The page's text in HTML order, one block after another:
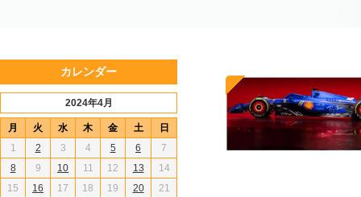
カレンダー
2024年4月
月 火 水 木 金 土 日
1 2 3 4 5 6
7
8
9 10 11 12 13
14
15
16 17 18 19 20
21